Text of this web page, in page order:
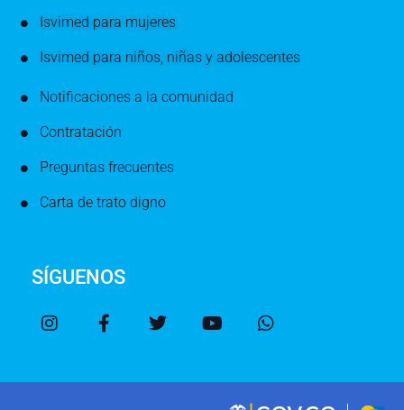
Isvimed para mujeres
Isvimed para niños, niñas y adolescentes
Notificaciones a la comunidad
Contratación
Preguntas frecuentes
Carta de trato digno
SÍGUENOS